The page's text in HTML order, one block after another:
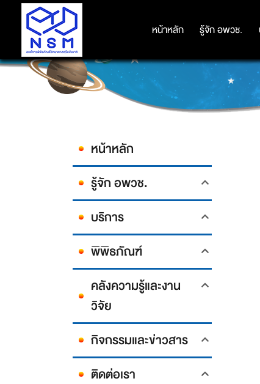
หน้าหลัก รู้จัก อพวช.
หน้าหลัก รู้จัก อพวช.
NSM ร่วมฉลอง 10 ปี ห้องเรียน
หน้าหลัก
รู้จัก อพวช.
บริการ
พิพิธภัณฑ์
คลังความรู้และงาน
วิจัย
กิจกรรมและข่าวสาร
ติดต่อเรา